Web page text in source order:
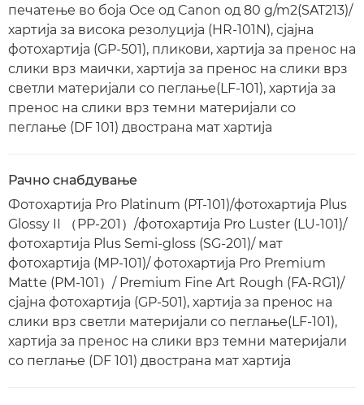
печатење во боја Oce од Canon од 80 g/m2(SAT213)/
хартија за висока резолуција (HR-101N), сјајна
фотохартија (GP-501), пликови, хартија за пренос на
слики врз маички, хартија за пренос на слики врз
светли материјали со пеглање(LF-101), хартија за
пренос на слики врз темни материјали со
пеглање (DF 101) двострана мат хартија
Рачно снабдување
Фотохартија Pro Platinum (PT-101)/фотохартија Plus
Glossy II （PP-201）/фотохартија Pro Luster (LU-101)/
фотохартија Plus Semi-gloss (SG-201)/ мат
фотохартија (MP-101)/ фотохартија Pro Premium
Matte (PM-101）/ Premium Fine Art Rough (FA-RG1)/
сјајна фотохартија (GP-501), хартија за пренос на
слики врз светли материјали со пеглање(LF-101),
хартија за пренос на слики врз темни материјали
со пеглање (DF 101) двострана мат хартија